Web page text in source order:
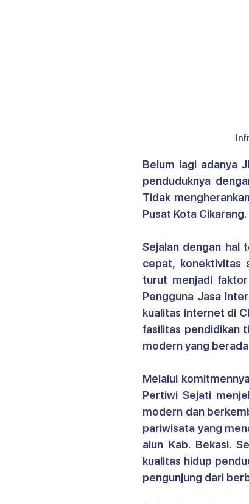
Belum lagi adanya
penduduknya
Tidak
Pusat Kota Cikarang.
Sejalan dengan hal
cepat, konektivitas
turut menjadi
Pengguna Jasa
kualitas internet di
fasilitas pendidikan
modern yang
Melalui
Pertiwi Sejati
modern dan
pariwisata yang
alun Kab. Bekasi.
kualitas hidup
pengunjung dari